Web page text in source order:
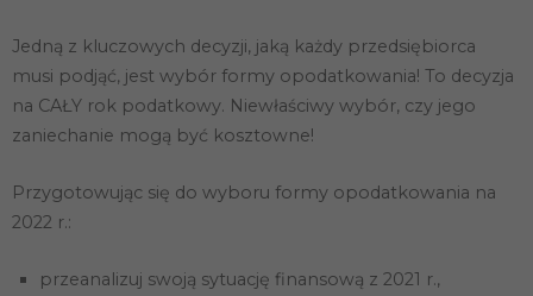
Jedną z kluczowych decyzji, jaką każdy przedsiębiorca
musi podjąć, jest wybór formy opodatkowania! To decyzja
na CAŁY rok podatkowy. Niewłaściwy wybór, czy jego
zaniechanie mogą być kosztowne!
Przygotowując się do wyboru formy opodatkowania na
2022 r.:
przeanalizuj swoją sytuację finansową z 2021 r.,